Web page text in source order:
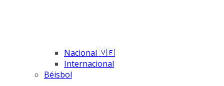
Nacional 🇻🇪
Internacional
Béisbol